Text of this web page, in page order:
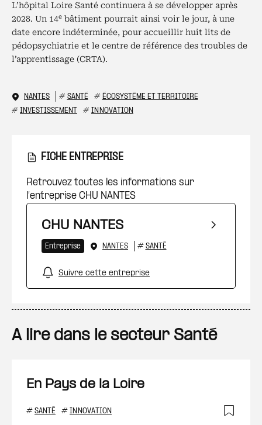
L’hôpital Loire Santé continuera à se développer après
2028. Un 14e bâtiment pourrait ainsi voir le jour, à une
date encore indéterminée, pour accueillir huit lits de
pédopsychiatrie et le centre de référence des troubles de
l’apprentissage (CRTA).
NANTES # SANTÉ # ÉCOSYSTÈME ET TERRITOIRE
# INVESTISSEMENT # INNOVATION
FICHE ENTREPRISE
Retrouvez toutes les informations sur
l’entreprise CHU NANTES
CHU NANTES
Entreprise NANTES # SANTÉ
Suivre cette entreprise
A lire dans le secteur Santé
En Pays de la Loire
# SANTÉ # INNOVATION